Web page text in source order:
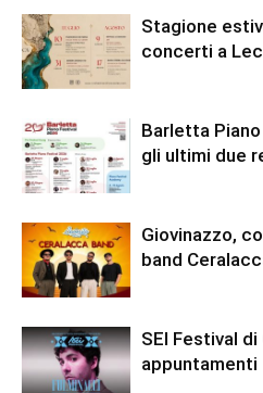
Stagione
concerti a
Barletta
gli ultimi due
Giovinazzo,
band
SEI Festival
appuntamenti